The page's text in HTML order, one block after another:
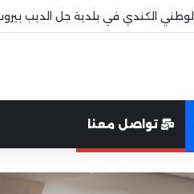
تواصل معنا